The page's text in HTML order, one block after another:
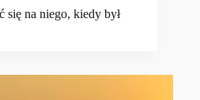
się na niego, kiedy był